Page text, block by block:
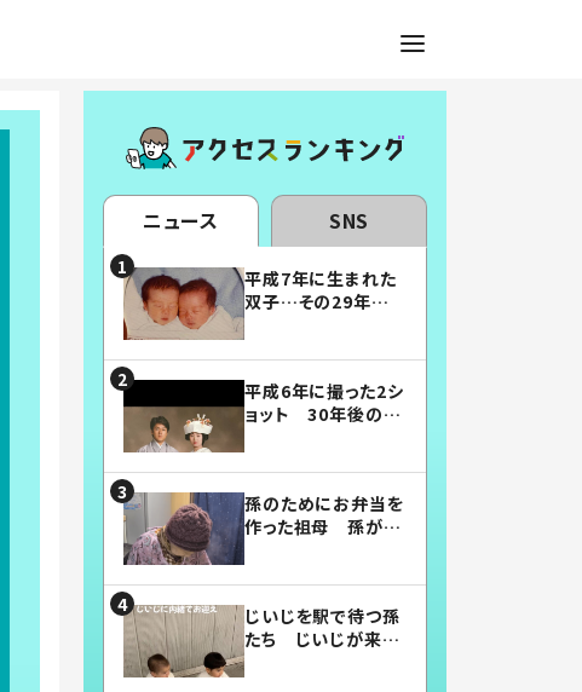
ニュース SNS
平成7年に生まれた
双子…その29年後
平成6年に撮った2シ
ョット 30年後の姿
孫のためにお弁当を
作った祖母 孫が絶
じいじを駅で待つ孫
たち じいじが来た